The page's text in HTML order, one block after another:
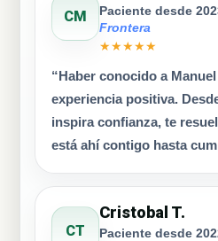
CM Paciente desde
Frontera
★★★★★
“Haber conocido a
experiencia positiva.
inspira confianza, te
está ahí contigo hasta
CT
Cristobal T.
Paciente desde